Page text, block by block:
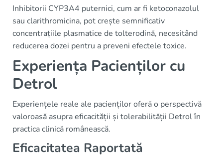
Inhibitorii CYP3A4 puternici, cum ar fi ketoconazolul
sau clarithromicina, pot crește semnificativ
concentrațiile plasmatice de tolterodină, necesitând
reducerea dozei pentru a preveni efectele toxice.
Experiența Pacienților cu
Detrol
Experiențele reale ale pacienților oferă o perspectivă
valoroasă asupra eficacității și tolerabilității Detrol în
practica clinică românească.
Eficacitatea Raportată